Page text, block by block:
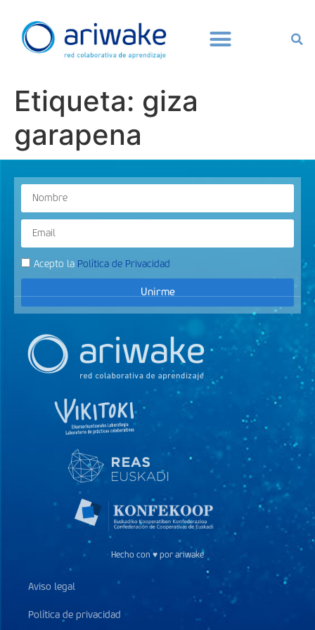
Etiqueta: giza
garapena
Acepto la Política de Privacidad
Unirme
Hecho con ♥ por ariwake
Aviso legal
Política de privacidad